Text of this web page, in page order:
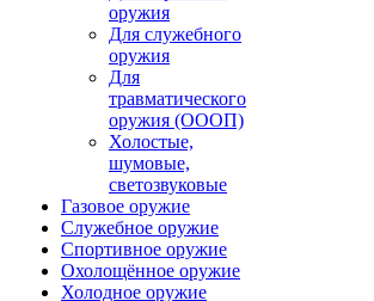
оружия
Для служебного
оружия
Для
травматического
оружия (ОООП)
Холостые,
шумовые,
светозвуковые
Газовое оружие
Служебное оружие
Спортивное оружие
Охолощённое оружие
Холодное оружие